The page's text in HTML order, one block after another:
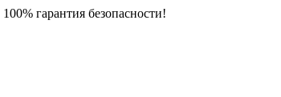
100% гарантия безопасности!